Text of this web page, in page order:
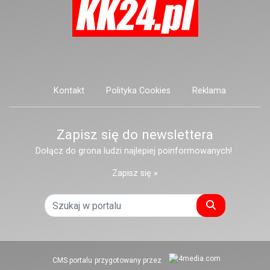
Kontakt Polityka Cookies Reklama
Zapisz się do newslettera
Dołącz do grona ludzi najlepiej poinformowanych!
Zapisz się »
Szukaj
CMS portalu przygotowany przez